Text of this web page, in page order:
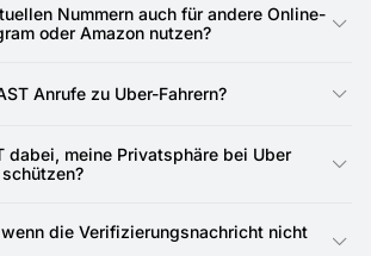
weiterzugeben. So können Sie SMS-
sicher empfangen und Ihre persönlichen
Nummern auch für andere Online-
oder Amazon nutzen?
eine länderspezifische Nummer für
Anrufe zu Uber-Fahrern?
maskiert Uber Anrufe in der Regel
sodass für die Kontoerstellung oder -
dabei, meine Privatsphäre bei Uber
kontaktiert und nicht über Ihre
So vermeiden Sie unerwünschte Anrufe
die Verifizierungsnachricht nicht